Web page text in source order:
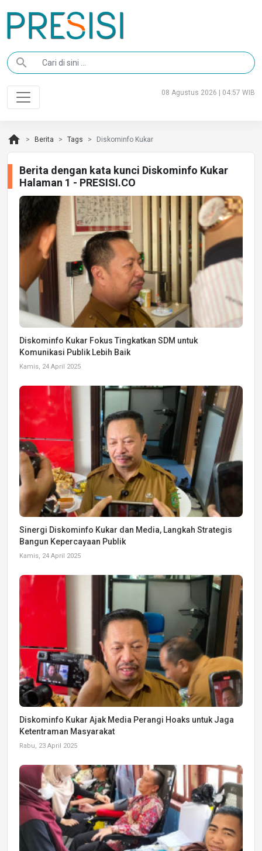
search
08 Agustus 2026 | 04:57 WIB
home Berita Tags Diskominfo Kukar
Berita dengan kata kunci Diskominfo Kukar
Halaman 1 - PRESISI.CO
Diskominfo Kukar Fokus Tingkatkan SDM untuk
Komunikasi Publik Lebih Baik
Kamis, 24 April 2025
Sinergi Diskominfo Kukar dan Media, Langkah Strategis
Bangun Kepercayaan Publik
Kamis, 24 April 2025
Diskominfo Kukar Ajak Media Perangi Hoaks untuk Jaga
Ketentraman Masyarakat
Rabu, 23 April 2025